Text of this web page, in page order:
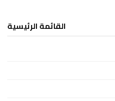
القائمة الرئيسية